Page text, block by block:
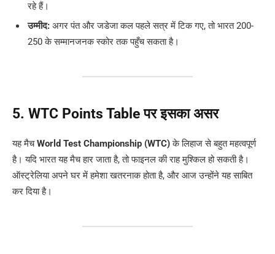
रहे हैं।
उम्मीद: अगर पंत और जडेजा कल पहले सत्र में टिक गए, तो भारत 200-
250 के सम्मानजनक स्कोर तक पहुँच सकता है।
5. WTC Points Table पर इसका असर
यह मैचWorld Test Championship (WTC)के लिहाज से बहुत महत्वपूर्ण
है। यदि भारत यह मैच हार जाता है, तो फाइनल की राह मुश्किल हो सकती है।
ऑस्ट्रेलिया अपने घर में हमेशा खतरनाक होता है, और आज उन्होंने यह साबित
कर दिया है।